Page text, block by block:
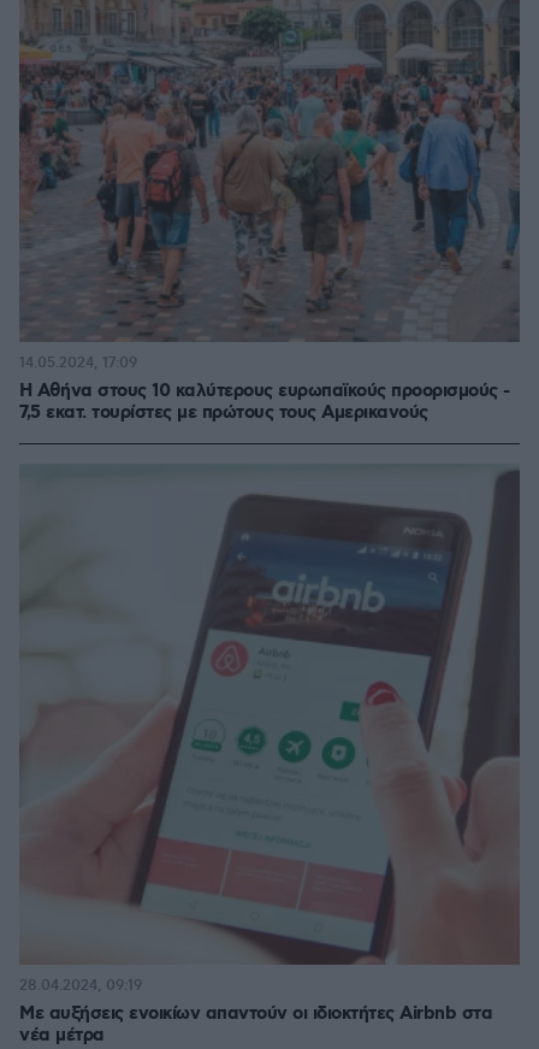
Η Αθήνα στους 10 καλύτερους ευρωπαϊκούς προορισμούς -
7,5 εκατ. τουρίστες με πρώτους τους Αμερικανούς
14.05.2024, 17:09
Με αυξήσεις ενοικίων απαντούν οι ιδιοκτήτες Airbnb στα
νέα μέτρα
28.04.2024, 09:19